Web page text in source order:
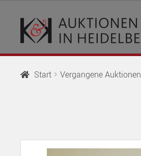
Navigation
springen
zum
Inhalt
Start Vergangene Auktionen